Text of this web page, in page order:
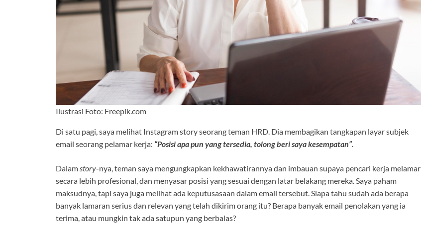
Ilustrasi Foto: Freepik.com
Di satu pagi, saya melihat Instagram story seorang teman HRD. Dia membagikan tangkapan layar subjek
email seorang pelamar kerja: “Posisi apa pun yang tersedia, tolong beri saya kesempatan”.
Dalamstory-nya, teman saya mengungkapkan kekhawatirannya dan imbauan supaya pencari kerja melamar
secara lebih profesional, dan menyasar posisi yang sesuai dengan latar belakang mereka. Saya paham
maksudnya, tapi saya juga melihat ada keputusasaan dalam email tersebut. Siapa tahu sudah ada berapa
banyak lamaran serius dan relevan yang telah dikirim orang itu? Berapa banyak email penolakan yang ia
terima, atau mungkin tak ada satupun yang berbalas?